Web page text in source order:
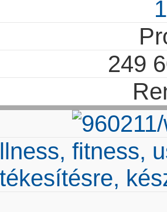
249
fitness,